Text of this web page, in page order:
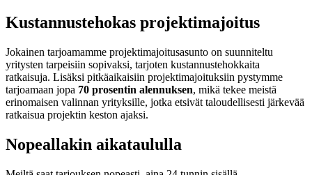
Kustannustehokas projektimajoitus
Jokainen tarjoamamme projektimajoitusasunto on suunniteltu
yritysten tarpeisiin sopivaksi, tarjoten kustannustehokkaita
ratkaisuja. Lisäksi pitkäaikaisiin projektimajoituksiin pystymme
tarjoamaan jopa 70 prosentin alennuksen, mikä tekee meistä
erinomaisen valinnan yrityksille, jotka etsivät taloudellisesti järkevää
ratkaisua projektin keston ajaksi.
Nopeallakin aikataululla